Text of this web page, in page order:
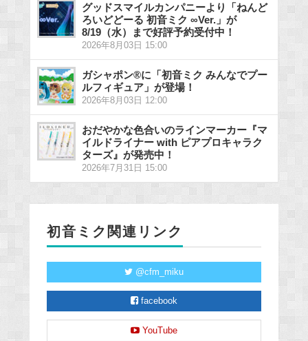
グッドスマイルカンパニーより「ねんど
ろいどどーる 初音ミク ∞Ver.」が
8/19（水）まで好評予約受付中！
2026年8月03日 15:00
ガシャポン®に「初音ミク みんなでプー
ルフィギュア」が登場！
2026年8月03日 12:00
おだやかな色合いのラインマーカー『マ
イルドライナー with ピアプロキャラク
ターズ』が発売中！
2026年7月31日 15:00
初音ミク関連リンク
@cfm_miku
facebook
YouTube